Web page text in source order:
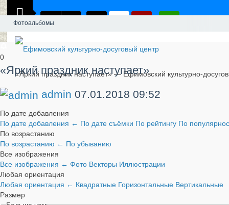
«Яркий праздник наступает» — Ефимовский культурно-
Фотоальбомы
0
«Яркий праздник наступает»
admin 07.01.2018 09:52
По дате добавления
По дате добавления ← По дате съёмки По рейтингу По
По возрастанию
По возрастанию ← По убыванию
Все изображения
Все изображения ← Фото Векторы Иллюстрации
Любая ориентация
Любая ориентация ← Квадратные Горизонтальные Вертикальные
Размер